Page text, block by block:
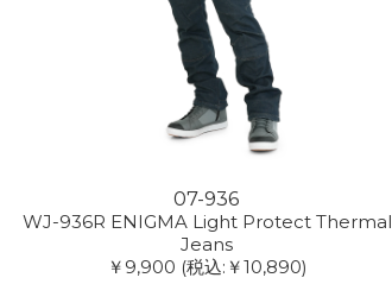
07-936
WJ-936R ENIGMA Light Protect Thermal
Jeans
￥9,900 (税込:￥10,890)